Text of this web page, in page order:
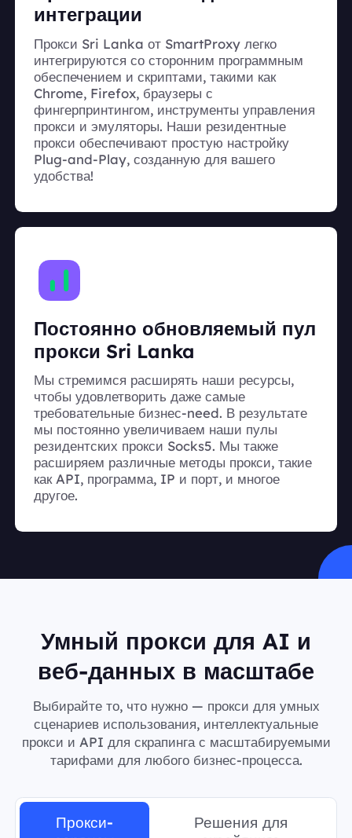
интеграции
Прокси Sri Lanka от SmartProxy легко
интегрируются со сторонним программным
обеспечением и скриптами, такими как
Chrome, Firefox, браузеры с
фингерпринтингом, инструменты управления
прокси и эмуляторы. Наши резидентные
прокси обеспечивают простую настройку
Plug-and-Play, созданную для вашего
удобства!
Постоянно обновляемый пул
прокси Sri Lanka
Мы стремимся расширять наши ресурсы,
чтобы удовлетворить даже самые
требовательные бизнес-need. В результате
мы постоянно увеличиваем наши пулы
резидентских прокси Socks5. Мы также
расширяем различные методы прокси, такие
как API, программа, IP и порт, и многое
другое.
Умный прокси для AI и
веб-данных в масштабе
Выбирайте то, что нужно — прокси для умных
сценариев использования, интеллектуальные
прокси и API для скрапинга с масштабируемыми
тарифами для любого бизнес-процесса.
Прокси-
Решения для